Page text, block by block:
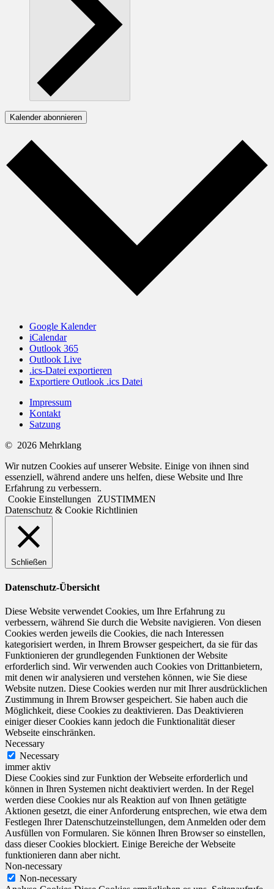
Kalender abonnieren
Google Kalender
iCalendar
Outlook 365
Outlook Live
.ics-Datei exportieren
Exportiere Outlook .ics Datei
Impressum
Kontakt
Satzung
© 2026 Mehrklang
Wir nutzen Cookies auf unserer Website. Einige von ihnen sind
essenziell, während andere uns helfen, diese Website und Ihre
Erfahrung zu verbessern.
Cookie Einstellungen
ZUSTIMMEN
Datenschutz & Cookie Richtlinien
Schließen
Datenschutz-Übersicht
Diese Website verwendet Cookies, um Ihre Erfahrung zu
verbessern, während Sie durch die Website navigieren. Von diesen
Cookies werden jeweils die Cookies, die nach Interessen
kategorisiert werden, in Ihrem Browser gespeichert, da sie für das
Funktionieren der grundlegenden Funktionen der Website
erforderlich sind. Wir verwenden auch Cookies von Drittanbietern,
mit denen wir analysieren und verstehen können, wie Sie diese
Website nutzen. Diese Cookies werden nur mit Ihrer ausdrücklichen
Zustimmung in Ihrem Browser gespeichert. Sie haben auch die
Möglichkeit, diese Cookies zu deaktivieren. Das Deaktivieren
einiger dieser Cookies kann jedoch die Funktionalität dieser
Webseite einschränken.
Necessary
Necessary
immer aktiv
Diese Cookies sind zur Funktion der Webseite erforderlich und
können in Ihren Systemen nicht deaktiviert werden. In der Regel
werden diese Cookies nur als Reaktion auf von Ihnen getätigte
Aktionen gesetzt, die einer Anforderung entsprechen, wie etwa dem
Festlegen Ihrer Datenschutzeinstellungen, dem Anmelden oder dem
Ausfüllen von Formularen. Sie können Ihren Browser so einstellen,
dass dieser Cookies blockiert. Einige Bereiche der Webseite
funktionieren dann aber nicht.
Non-necessary
Non-necessary